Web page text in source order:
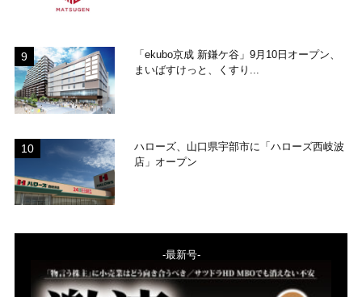
「ekubo京成 新鎌ケ谷」9月10日オープン、
まいばすけっと、くすり...
ハローズ、山口県宇部市に「ハローズ西岐波
店」オープン
-最新号-